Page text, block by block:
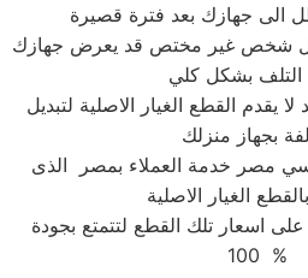
شخص غير مختص قد يعرض جهازك
يقدم القطع الغيار الاصلية لتبديل
بجهاز منزلك
مصر خدمة العملاء بمصر الذى
الغيار الاصلية
اسعار تلك القطع لتتمتع بجودة
100 %